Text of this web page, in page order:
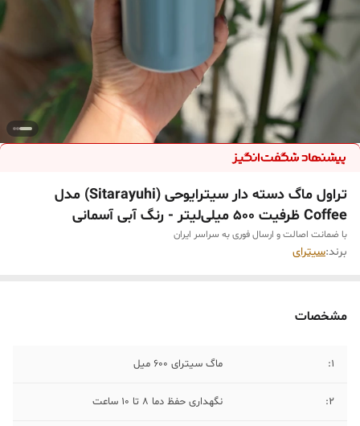
تراول ماگ دسته دار سیترایوحی (Sitarayuhi) مدل
Coffee ظرفیت ۵۰۰ میلی‌لیتر - رنگ آبی آسمانی
با ضمانت اصالت و ارسال فوری به سراسر ایران
برند:سیترای
مشخصات
۱: ماگ سیترای ۶۰۰ میل
۲: نگهداری حفظ دما ۸ تا ۱۰ ساعت